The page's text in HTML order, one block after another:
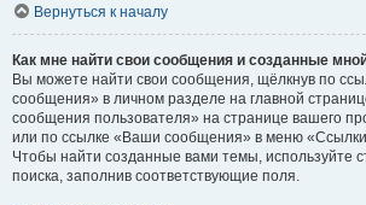
Вернуться к началу
Как мне найти свои сообщения и созданные
Вы можете найти свои сообщения, щёлкнув по
сообщения» в личном разделе на главной
сообщения пользователя» на странице вашего
или по ссылке «Ваши сообщения» в меню
Чтобы найти созданные вами темы, используйте
поиска, заполнив соответствующие поля.